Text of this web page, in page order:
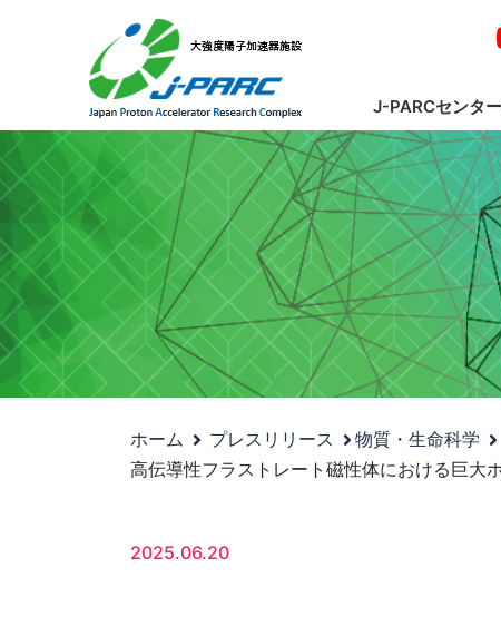
J-PARCセンタ
ホーム プレスリリース
物質・生命科学
高伝導性フラストレート磁性体における巨大
2025.06.20